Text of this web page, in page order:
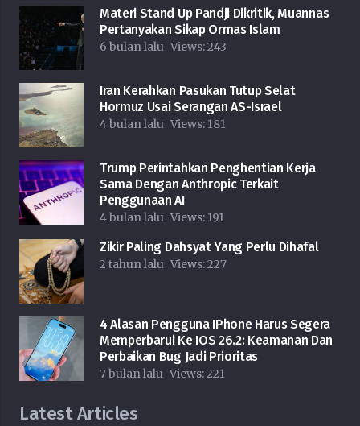
Materi Stand Up Pandji Dikritik, Muannas
Pertanyakan Sikap Ormas Islam
6 bulan lalu Views:243
Iran Kerahkan Pasukan Tutup Selat
Hormuz Usai Serangan AS-Israel
4 bulan lalu Views: 181
Trump Perintahkan Penghentian Kerja
Sama Dengan Anthropic Terkait
Penggunaan AI
4 bulan lalu Views: 191
Zikir Paling Dahsyat Yang Perlu Dihafal
2 tahun lalu Views:227
4 Alasan Pengguna IPhone Harus Segera
Memperbarui Ke IOS 26.2: Keamanan Dan
Perbaikan Bug Jadi Prioritas
7 bulan lalu Views:221
Latest Articles